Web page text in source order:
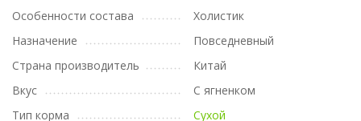
Особенности состава
Холистик
Назначение
Повседневный
Страна производитель
Китай
Вкус
С ягненком
Тип корма
Сухой